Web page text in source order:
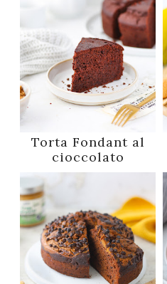
Torta Fondant al
cioccolato